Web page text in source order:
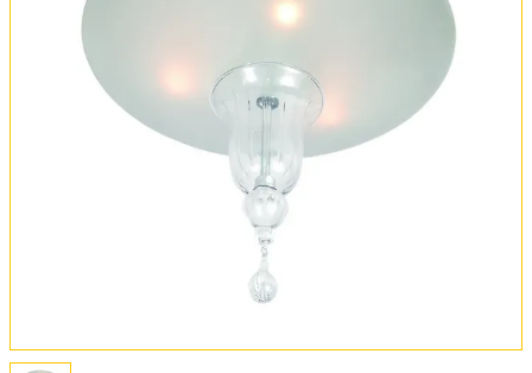
Оплата и доставка
Обмен и возврат
Установка